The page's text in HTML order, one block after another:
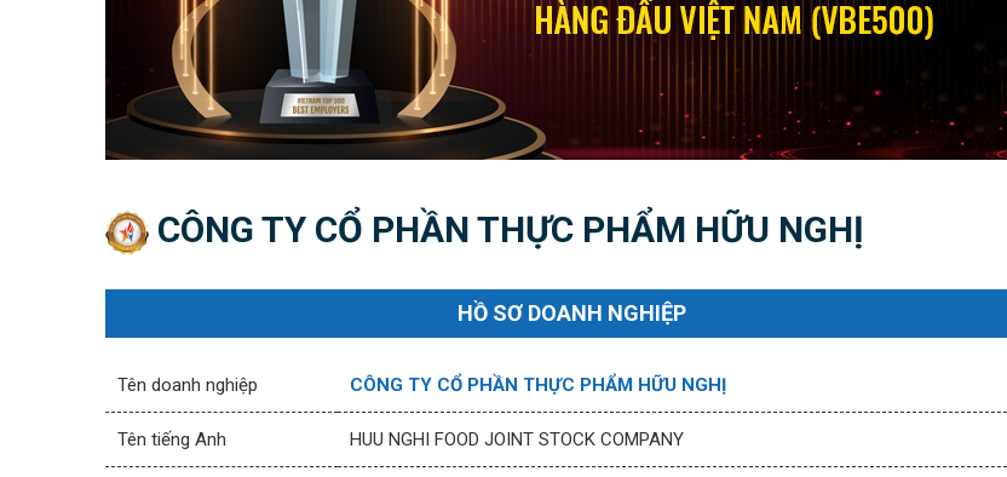
CÔNG TY CỔ PHẦN THỰC PHẨM HỮU NGHỊ
HỒ SƠ DOANH NGHIỆP
Tên doanh nghiệp CÔNG TY CỔ PHẦN THỰC PHẨM HỮU NGHỊ
Tên tiếng Anh HUU NGHI FOOD JOINT STOCK COMPANY